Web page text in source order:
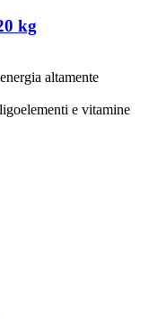
kg
altamente
e vitamine